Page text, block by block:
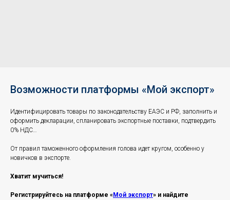
Возможности платформы «Мой экспорт»
Идентифицировать товары по законодательству ЕАЭС и РФ, заполнить и
оформить декларации, спланировать экспортные поставки, подтвердить
0% НДС…
От правил таможенного оформления голова идет кругом, особенно у
новичков в экспорте.
Хватит мучиться!
Регистрируйтесь на платформе «Мой экспорт» и найдите